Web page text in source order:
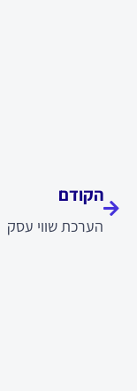
הקודם
הערכת שווי עסק